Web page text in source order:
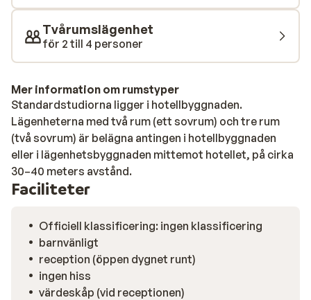
barer. Dit tar du dig enkelt med en dolmus. (liten buss)
Tvårumslägenhet
för 2 till 4 personer
Mer information om rumstyper
Standardstudiorna ligger i hotellbyggnaden.
Lägenheterna med två rum (ett sovrum) och tre rum
(två sovrum) är belägna antingen i hotellbyggnaden
eller i lägenhetsbyggnaden mittemot hotellet, på cirka
30–40 meters avstånd.
Faciliteter
Officiell klassificering: ingen klassificering
barnvänligt
reception (öppen dygnet runt)
ingen hiss
värdeskåp (vid receptionen)